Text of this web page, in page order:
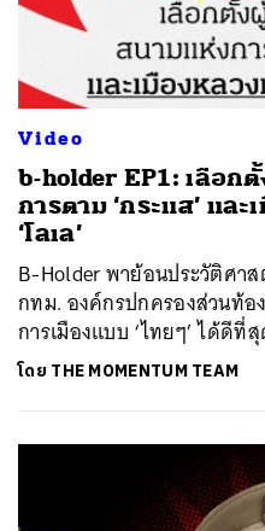
Video
b-holder EP1: เลือก
การตาม ‘กระแส’ แล
‘โลเล’
B-Holder พาย้อนประวัติศา
กทม. องค์กรปกครองส่วนท้อ
การเมืองแบบ ‘ไทยๆ’ ได้ดีที่
โดย THE MOMENTUM TEAM